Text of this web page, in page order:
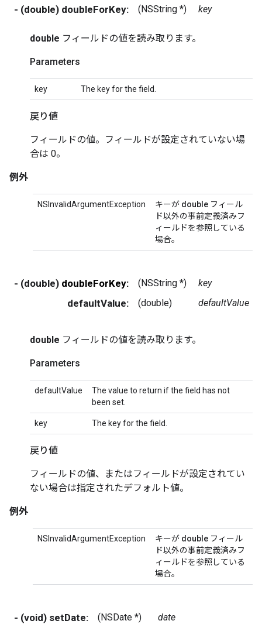
- (double) doubleForKey: (NSString *) key
double フィールドの値を読み取ります。
Parameters
key The key for the field.
戻り値
フィールドの値。フィールドが設定されていない場
合は 0。
例外
NSInvalidArgumentException キーが double フィール
ド以外の事前定義済みフ
ィールドを参照している
場合。
- (double) doubleForKey: (NSString *) key
defaultValue: (double) defaultValue
double フィールドの値を読み取ります。
Parameters
defaultValue
The value to return if the field has not
been set.
key The key for the field.
戻り値
フィールドの値、またはフィールドが設定されてい
ない場合は指定されたデフォルト値。
例外
NSInvalidArgumentException キーが double フィール
ド以外の事前定義済みフ
ィールドを参照している
場合。
- (void) setDate: (NSDate *) date